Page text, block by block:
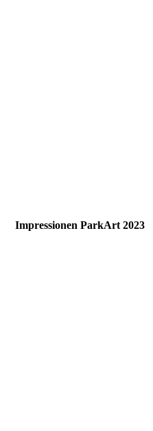
Impressionen ParkArt 2023